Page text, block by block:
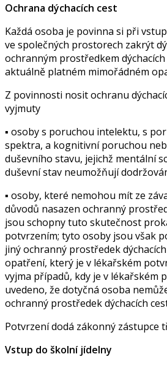
Ochrana dýchacích cest
Každá osoba je povinna si při
ve společných prostorech zakrýt
ochranným prostředkem
aktuálně platném mimořádném
Z povinnosti nosit ochranu
vyjmuty
▪ osoby s poruchou intelektu, s
spektra, a kognitivní poruchou
duševního stavu, jejichž mentální
duševní stav neumožňují
▪ osoby, které nemohou mít ze
důvodů nasazen ochranný
jsou schopny tuto skutečnost
potvrzením; tyto osoby jsou však
jiný ochranný prostředek
opatření, který je v lékařském
vyjma případů, kdy je v lékařském
uvedeno, že dotyčná osoba
ochranný prostředek dýchacích
Potvrzení dodá zákonný zástupce
Vstup do školní jídelny